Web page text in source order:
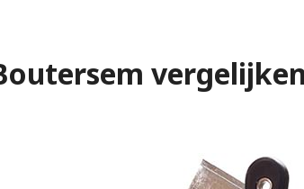
vergelijken